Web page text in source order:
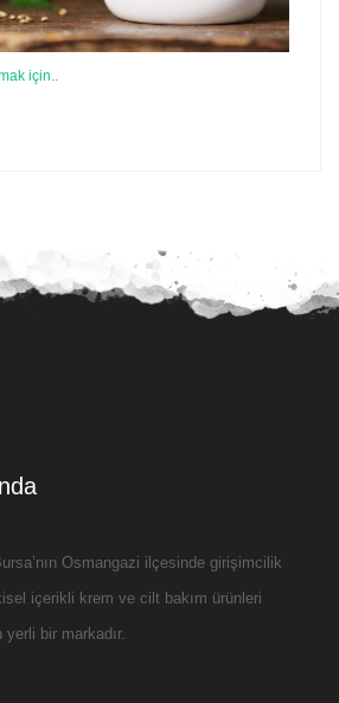
için..
Osmangazi ilçesinde girişimcilik
içerikli krem ve cilt bakım ürünleri
bir markadır.